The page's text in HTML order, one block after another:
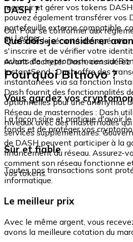
recevoir et gérer vos tokens
pouvez également transférer vos
portefeuille externe compatible,
ou Ledger.
DASH ?
Oui. Pour se conformer aux
et assurer la sécurité des
s'inscrire et de vérifier votre
achats de cryptomonnaies sur
Que dois-je considérer
Avant d'acheter Dash, considérez
InstantSend : Dash offre des
instantanées via sa fonction
Dash fournit des fonctionnalités
optionnelles pour une anonymat
Réseau de masternodes : Dash
niveaux avec des masternodes
services supplémentaires.
de DASH peuvent participer à la
financement du réseau. Assurez-
comment son réseau fonctionne
vos tokens.
Pourquoi Bitnovo ?
Vous gardez vos
La façon sûre et pratique d'avoir
fonds et de protéger vos
Sûr et fiable
Toutes nos transactions sont
informatique.
Le meilleur prix
Avec le même argent, vous
avons la meilleure cotation du